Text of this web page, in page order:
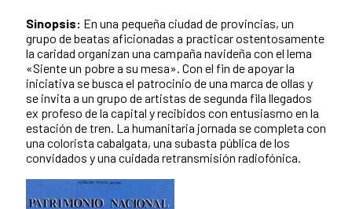
Sinopsis: En una pequeña ciudad de provincias, un
grupo de beatas aficionadas a practicar ostentosamente
la caridad organizan una campaña navideña con el lema
«Siente un pobre a su mesa». Con el fin de apoyar la
iniciativa se busca el patrocinio de una marca de ollas y
se invita a un grupo de artistas de segunda fila llegados
ex profeso de la capital y recibidos con entusiasmo en la
estación de tren. La humanitaria jornada se completa con
una colorista cabalgata, una subasta pública de los
convidados y una cuidada retransmisión radiofónica.